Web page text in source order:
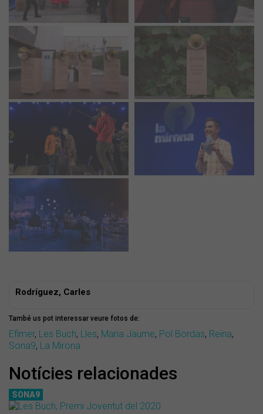
Rodríguez, Carles
També us pot interessar veure fotos de:
Efímer, Les Buch, Lles, Maria Jaume, Pol Bordas, Reïna,
Sona9, La Mirona
Notícies relacionades
SONA9